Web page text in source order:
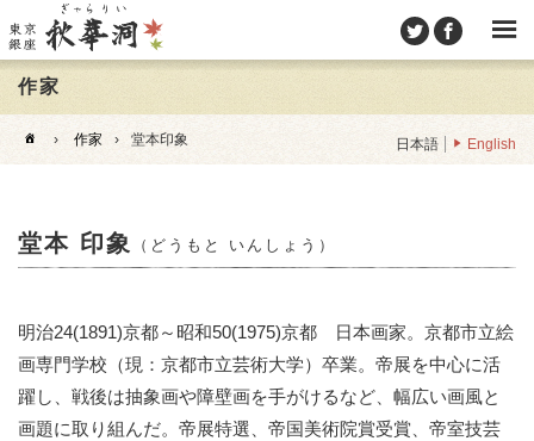
作家
› 作家 › 堂本印象 日本語 English
堂本 印象 （どうもと いんしょう）
明治24(1891)京都～昭和50(1975)京都 日本画家。京都市立絵
画専門学校（現：京都市立芸術大学）卒業。帝展を中心に活
躍し、戦後は抽象画や障壁画を手がけるなど、幅広い画風と
画題に取り組んだ。帝展特選、帝国美術院賞受賞、帝室技芸